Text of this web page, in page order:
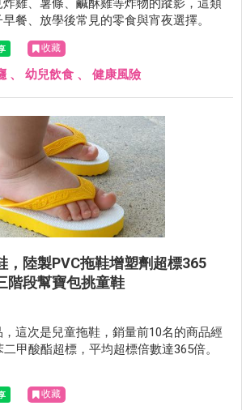
雞、薯條、鹹酥雞等炸物的蹤影，這類
餐、放學後常見的零食與宵夜選擇。
收藏
、 幼兒飲食 、 健康風險
，陸製PVC拖鞋增塑劑超標365
階段幫寶包挑童鞋
這次是兒童拖鞋，銷量前10名的商品經
甲酸酯超標，平均超標倍數達365倍。
收藏